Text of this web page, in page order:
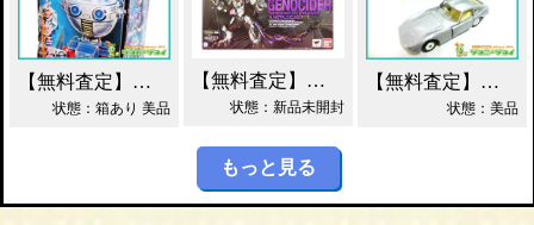
【無料査定】昭和レトロ玩具歓迎 ｜ ガッチャマン パイマー DXジャンボマシンダー買取！
状態：箱あり 美品
【無料査定】昭和レトロ玩具歓迎 ｜ S.H.フィギュアーツ ジェノサイダー 買取！
状態：新品未開封
【無料査定】昭和レトロ玩具歓迎 ｜ 当時物 トミカ トヨタ 2000GT 黒箱 日本製 買取！
状態：美品
もっと見る